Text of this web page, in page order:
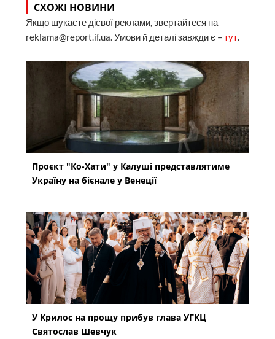
СХОЖІ НОВИНИ
Якщо шукаєте дієвої реклами, звертайтеся на
reklama@report.if.ua. Умови й деталі завжди є –тут.
Проєкт "Ко-Хати" у Калуші представлятиме
Україну на бієнале у Венеції
У Крилос на прощу прибув глава УГКЦ
Святослав Шевчук